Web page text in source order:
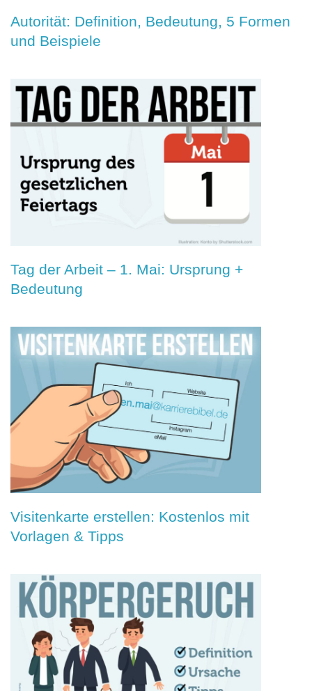
Autorität: Definition, Bedeutung, 5 Formen
und Beispiele
Tag der Arbeit – 1. Mai: Ursprung +
Bedeutung
Visitenkarte erstellen: Kostenlos mit
Vorlagen & Tipps